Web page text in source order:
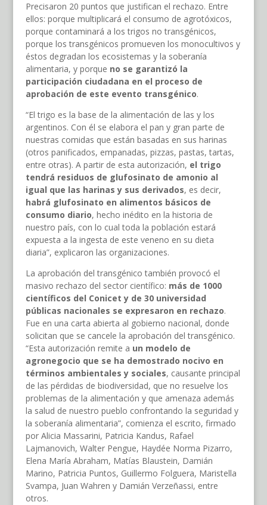
Precisaron 20 puntos que justifican el rechazo. Entre
ellos: porque multiplicará el consumo de agrotóxicos,
porque contaminará a los trigos no transgénicos,
porque los transgénicos promueven los monocultivos y
éstos degradan los ecosistemas y la soberanía
alimentaria, y porque no se garantizó la
participación ciudadana en el proceso de
aprobación de este evento transgénico.
“El trigo es la base de la alimentación de las y los
argentinos. Con él se elabora el pan y gran parte de
nuestras comidas que están basadas en sus harinas
(otros panificados, empanadas, pizzas, pastas, tartas,
entre otras). A partir de esta autorización, el trigo
tendrá residuos de glufosinato de amonio al
igual que las harinas y sus derivados, es decir,
habrá glufosinato en alimentos básicos de
consumo diario, hecho inédito en la historia de
nuestro país, con lo cual toda la población estará
expuesta a la ingesta de este veneno en su dieta
diaria”, explicaron las organizaciones.
La aprobación del transgénico también provocó el
masivo rechazo del sector científico: más de 1000
científicos del Conicet y de 30 universidad
públicas nacionales se expresaron en rechazo.
Fue en una carta abierta al gobierno nacional, donde
solicitan que se cancele la aprobación del transgénico.
“Esta autorización remite a un modelo de
agronegocio que se ha demostrado nocivo en
términos ambientales y sociales, causante principal
de las pérdidas de biodiversidad, que no resuelve los
problemas de la alimentación y que amenaza además
la salud de nuestro pueblo confrontando la seguridad y
la soberanía alimentaria”, comienza el escrito, firmado
por Alicia Massarini, Patricia Kandus, Rafael
Lajmanovich, Walter Pengue, Haydée Norma Pizarro,
Elena María Abraham, Matías Blaustein, Damián
Marino, Patricia Puntos, Guillermo Folguera, Maristella
Svampa, Juan Wahren y Damián Verzeñassi, entre
otros.